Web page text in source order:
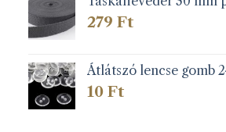
279 Ft
Átlátszó lencse gomb
10 Ft